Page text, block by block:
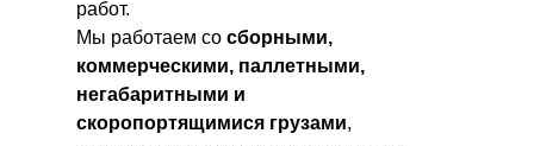
работ.
Мы работаем со сборными,
коммерческими, паллетными,
негабаритными и
скоропортящимися грузами,